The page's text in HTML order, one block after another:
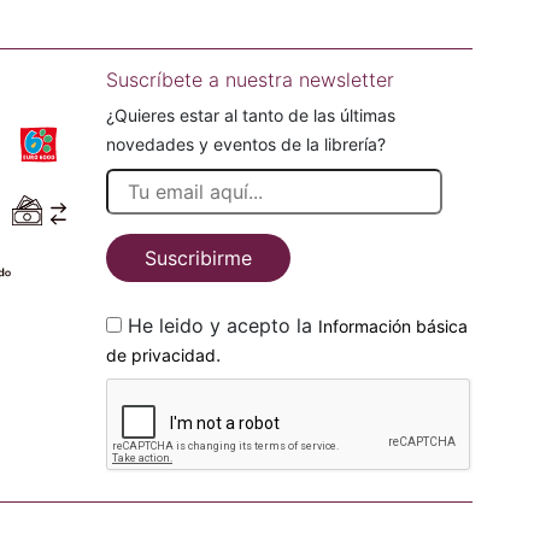
Suscríbete a nuestra newsletter
¿Quieres estar al tanto de las últimas
novedades y eventos de la librería?
Suscribirme
He leido y acepto la Información básica
de privacidad.